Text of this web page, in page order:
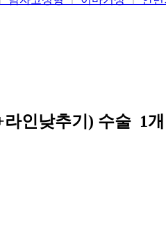
인낮추기) 수술 1